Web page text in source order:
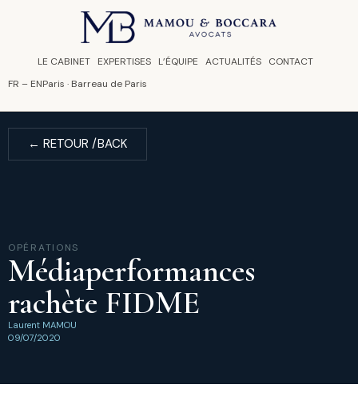
LE CABINET EXPERTISES L’ÉQUIPE ACTUALITÉS
CONTACT
FR – ENParis · Barreau de Paris
← RETOUR /BACK
OPÉRATIONS
Médiaperformances
rachète FIDME
Laurent MAMOU
09/07/2020
Panneau de gestion des cookies